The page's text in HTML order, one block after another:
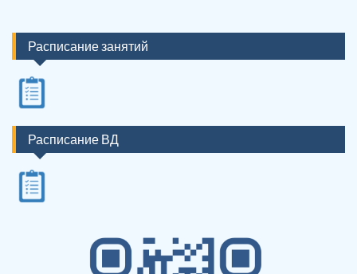
Расписание занятий
Расписание ВД